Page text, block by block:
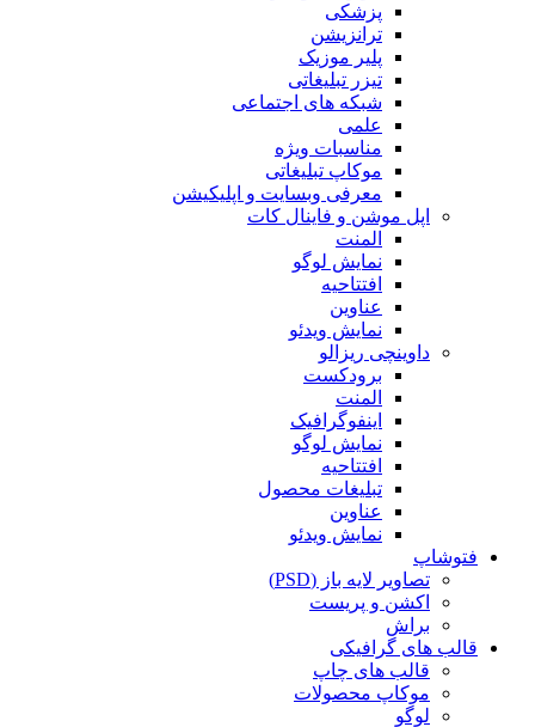
پزشکی
ترانزیشن
پلیر موزیک
تیزر تبلیغاتی
شبکه های اجتماعی
علمی
مناسبات ویژه
موکاپ تبلیغاتی
معرفی وبسایت و اپلیکیشن
اپل موشن و فاینال کات
المنت
نمایش لوگو
افتتاحیه
عناوین
نمایش ویدئو
داوینچی ریزالو
برودکست
المنت
اینفوگرافیک
نمایش لوگو
افتتاحیه
تبلیغات محصول
عناوین
نمایش ویدئو
فتوشاپ
تصاویر لایه باز (PSD)
اکشن و پریست
براش
قالب های گرافیکی
قالب های چاپ
موکاپ محصولات
لوگو